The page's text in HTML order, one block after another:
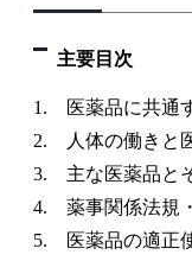
主要目次
1. 医薬品に共通
2. 人体の働きと
3. 主な医薬品と
4. 薬事関係法規
5. 医薬品の適正